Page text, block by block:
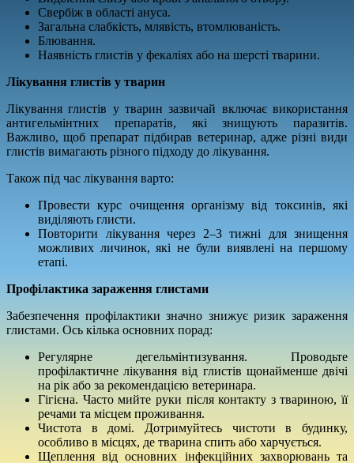
Свербіж в області ануса.
Загальна слабкість, млявість, втомлюваність.
Блювання.
Наявність глистів у фекаліях або на шерсті тварини.
Лікування глистів у тварин
Лікування глистів у тварин зазвичай включає використання
антигельмінтних препаратів, які знищують паразитів.
Важливо, щоб препарат підбирав ветеринар, адже різні види
глистів вимагають різного підходу до лікування.
Також під час лікування варто:
Провести курс очищення організму від токсинів, які
виділяють глисти.
Повторити лікування через 2–3 тижні для знищення
можливих личинок, які не були виявлені на першому
етапі.
Профілактика зараження глистами
Забезпечення профілактики значно знижує ризик зараження
глистами. Ось кілька основних порад:
Регулярне дегельмінтизування. Проводьте
профілактичне лікування від глистів щонайменше двічі
на рік або за рекомендацією ветеринара.
Гігієна. Часто мийте руки після контакту з твариною, її
речами та місцем проживання.
Чистота в домі. Дотримуйтесь чистоти в будинку,
особливо в місцях, де тварина спить або харчується.
Щеплення від основних інфекційних захворювань та